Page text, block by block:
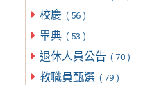
校慶 ( 56 )
畢典 ( 53 )
退休人員公告 ( 70 )
教職員甄選 ( 79 )